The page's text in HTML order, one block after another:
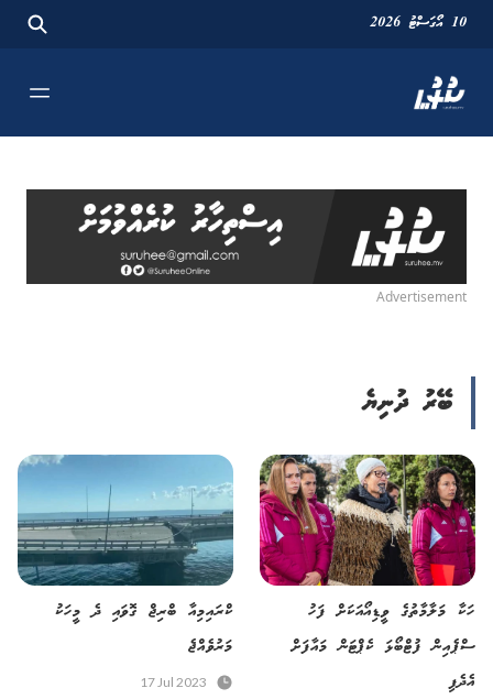
10 އޯގަސްޓު 2026
Advertisement
ބޭރު ދުނިޔެ
ހަކާ މަލާމާތުގެ ވީޑިއޯއަކަށް ފަހު
ސްޕެއިން ފުޓްބޯޅަ ކެޕްޓަން މައާފަށް
އެދެފި
ކްރައިމިއާ ބްރިޖް ގޮވައި ދެ މީހަކު
މަރުވެއްޖެ
17 Jul 2023